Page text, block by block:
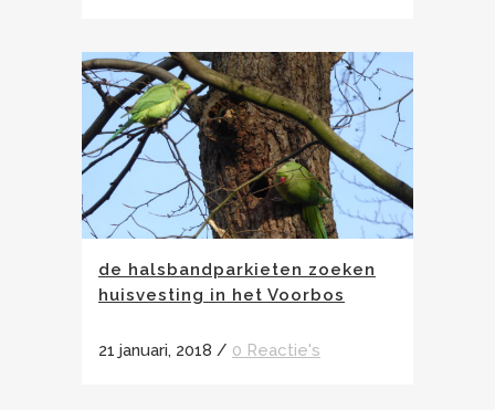
de halsbandparkieten zoeken
huisvesting in het Voorbos
21 januari, 2018 / 0 Reactie's